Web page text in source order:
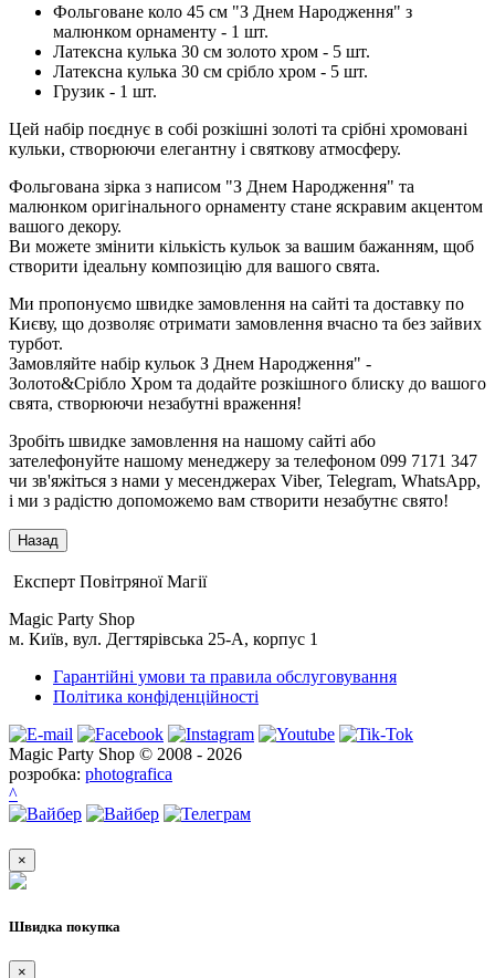
Фольговане коло 45 см "З Днем Народження" з
малюнком орнаменту - 1 шт.
Латексна кулька 30 см золото хром - 5 шт.
Латексна кулька 30 см срібло хром - 5 шт.
Грузик - 1 шт.
Цей набір поєднує в собі розкішні золоті та срібні хромовані
кульки, створюючи елегантну і святкову атмосферу.
Фольгована зірка з написом "З Днем Народження" та
малюнком оригінального орнаменту стане яскравим акцентом
вашого декору.
Ви можете змінити кількість кульок за вашим бажанням, щоб
створити ідеальну композицію для вашого свята.
Ми пропонуємо швидке замовлення на сайті та доставку по
Києву, що дозволяє отримати замовлення вчасно та без зайвих
турбот.
Замовляйте набір кульок З Днем Народження" -
Золото&Срібло Хром та додайте розкішного блиску до вашого
свята, створюючи незабутні враження!
Зробіть швидке замовлення на нашому сайті або
зателефонуйте нашому менеджеру за телефоном 099 7171 347
чи зв'яжіться з нами у месенджерах Viber, Telegram, WhatsApp,
і ми з радістю допоможемо вам створити незабутнє свято!
Експерт Повітряної Магії
Magic Party Shop
м. Київ, вул. Дегтярівська 25-А, корпус 1
Гарантійні умови та правила обслуговування
Політика конфіденційності
Magic Party Shop © 2008 - 2026
розробка: photografica
^
×
Швидка покупка
×